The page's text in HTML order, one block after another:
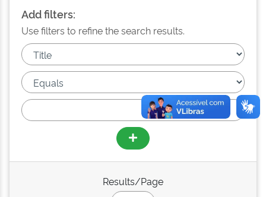
Add filters:
Use filters to refine the search results.
Results/Page